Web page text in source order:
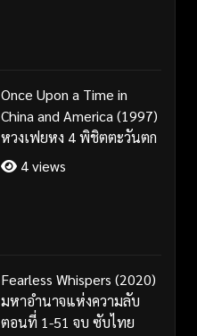
Once Upon a Time in
China and America (1997)
หวงเฟยหง 4 พิชิตตะวันตก
4 views
Fearless Whispers (2020)
มหาอำนาจแห่งความลับ
ตอนที่ 1-51 จบ ซับไทย